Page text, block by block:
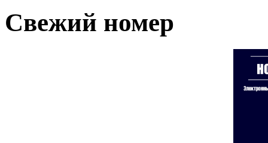
Свежий номер